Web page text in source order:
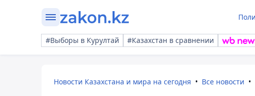
#Выборы в Курултай #Казахстан в сравнении
Новости Казахстана и мира на сегодня Все новости